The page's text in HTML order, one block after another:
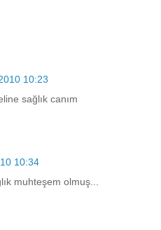
10:23
sağlık canım
10:34
muhteşem olmuş...